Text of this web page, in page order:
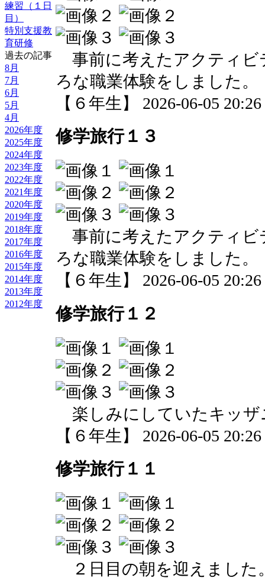
練習（１日
目）
特別支援教
育研修
過去の記事
8月
7月
6月
5月
4月
2026年度
2025年度
2024年度
2023年度
2022年度
2021年度
2020年度
2019年度
2018年度
2017年度
2016年度
2015年度
2014年度
2013年度
2012年度
事前に考えたアクティビ
ろな職業体験をしました。
【６年生】 2026-06-05
修学旅行１３
事前に考えたアクティビ
ろな職業体験をしました。
【６年生】 2026-06-05
修学旅行１２
楽しみにしていたキッザ
【６年生】 2026-06-05
修学旅行１１
２日目の朝を迎えました